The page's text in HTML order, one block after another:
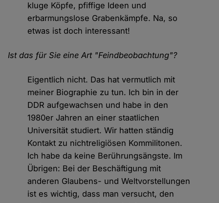
kluge Köpfe, pfiffige Ideen und
erbarmungslose Grabenkämpfe. Na, so
etwas ist doch interessant!
Ist das für Sie eine Art "Feindbeobachtung"?
Eigentlich nicht. Das hat vermutlich mit
meiner Biographie zu tun. Ich bin in der
DDR aufgewachsen und habe in den
1980er Jahren an einer staatlichen
Universität studiert. Wir hatten ständig
Kontakt zu nichtreligiösen Kommilitonen.
Ich habe da keine Berührungsängste. Im
Übrigen: Bei der Beschäftigung mit
anderen Glaubens- und Weltvorstellungen
ist es wichtig, dass man versucht, den